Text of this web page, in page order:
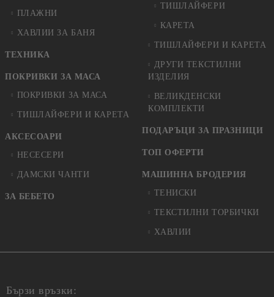
ПЛАЖНИ
ХАВЛИИ ЗА БАНЯ
ТЕХНИКА
ПОКРИВКИ ЗА МАСА
ПОКРИВКИ ЗА МАСА
ТИШЛАЙФЕРИ И КАРЕТА
АКСЕСОАРИ
НЕСЕСЕРИ
ДАМСКИ ЧАНТИ
ЗА БЕБЕТО
ТИШЛАЙФЕРИ
КАРЕТА
ТИШЛАЙФЕРИ И КАРЕТА
ДРУГИ ТЕКСТИЛНИ
ИЗДЕЛИЯ
ВЕЛИКДЕНСКИ
КОМПЛЕКТИ
ПОДАРЪЦИ ЗА ПРАЗНИЦИ
ТОП ОФЕРТИ
МАШИННА БРОДЕРИЯ
ТЕНИСКИ
ТЕКСТИЛНИ ТОРБИЧКИ
ХАВЛИИ
Бързи връзки: